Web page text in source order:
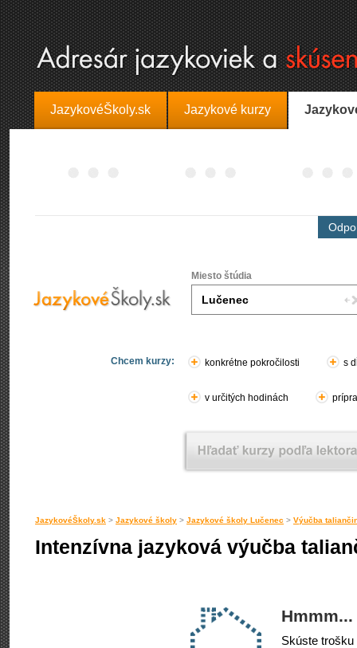
JazykovéŠkoly.sk Jazykové kurzy
Miesto štúdia
Chcem kurzy: konkrétne pokročilosti s
v určitých hodinách
JazykovéŠkoly.sk > Jazykové školy > Jazykové školy Lučenec > Výučba
Intenzívna jazyková výučba
Skúste